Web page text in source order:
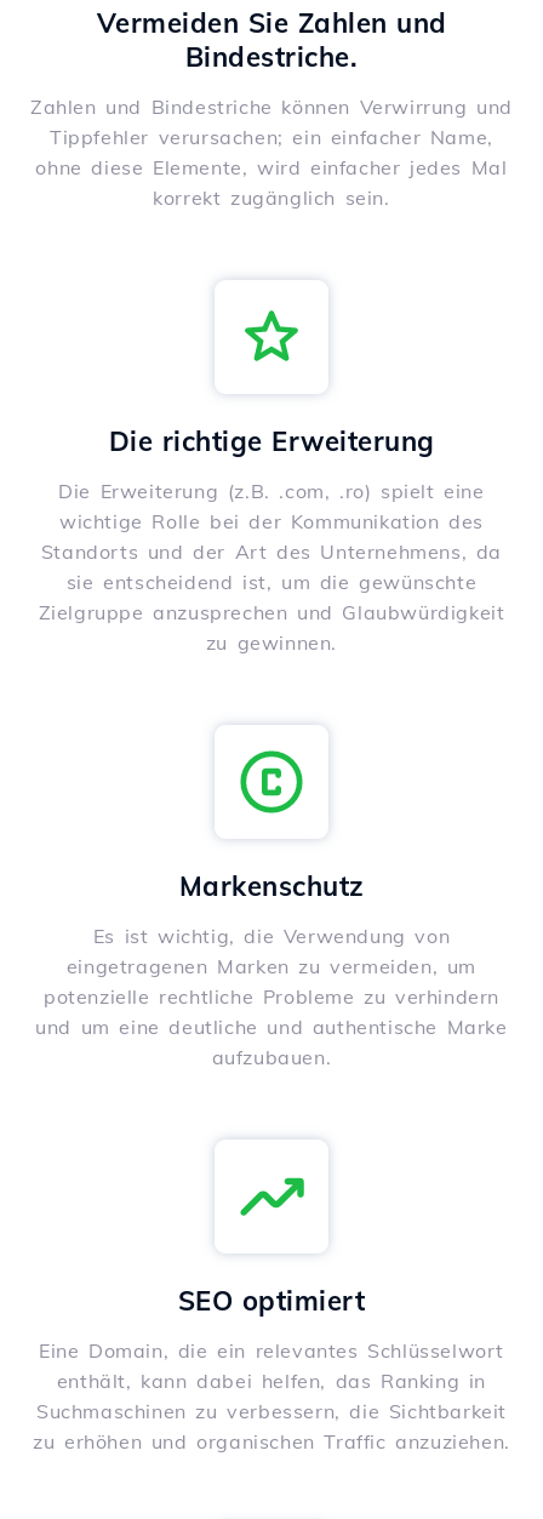
Vermeiden Sie Zahlen und
Bindestriche.
Zahlen und Bindestriche können Verwirrung und
Tippfehler verursachen; ein einfacher Name,
ohne diese Elemente, wird einfacher jedes Mal
korrekt zugänglich sein.
Die richtige Erweiterung
Die Erweiterung (z.B. .com, .ro) spielt eine
wichtige Rolle bei der Kommunikation des
Standorts und der Art des Unternehmens, da
sie entscheidend ist, um die gewünschte
Zielgruppe anzusprechen und Glaubwürdigkeit
zu gewinnen.
Markenschutz
Es ist wichtig, die Verwendung von
eingetragenen Marken zu vermeiden, um
potenzielle rechtliche Probleme zu verhindern
und um eine deutliche und authentische Marke
aufzubauen.
SEO optimiert
Eine Domain, die ein relevantes Schlüsselwort
enthält, kann dabei helfen, das Ranking in
Suchmaschinen zu verbessern, die Sichtbarkeit
zu erhöhen und organischen Traffic anzuziehen.